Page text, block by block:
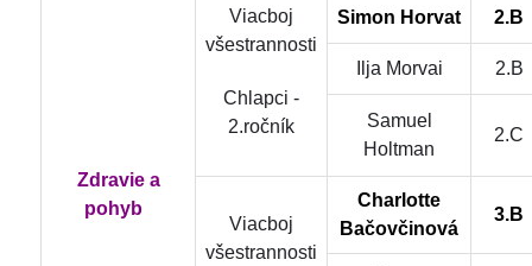
Zdravie a
pohyb
Viacboj
všestrannosti
Chlapci -
2.ročník
Simon Horvat 2.B
Ilja Morvai 2.B
Samuel
Holtman
2.C
Viacboj
všestrannosti
Charlotte
Bačovčinová
3.B